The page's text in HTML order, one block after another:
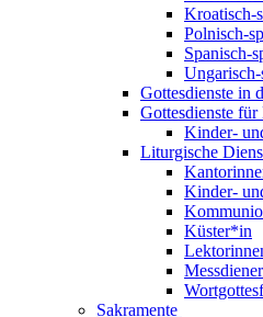
Kroatisch-
Polnisch-
Spanisch-
Gottesdienste in
Gottesdienste
Kinder-
Liturgische
Kinder-
Küster*in
Sakramente